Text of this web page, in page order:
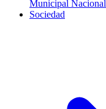
Municipal Nacional
Sociedad